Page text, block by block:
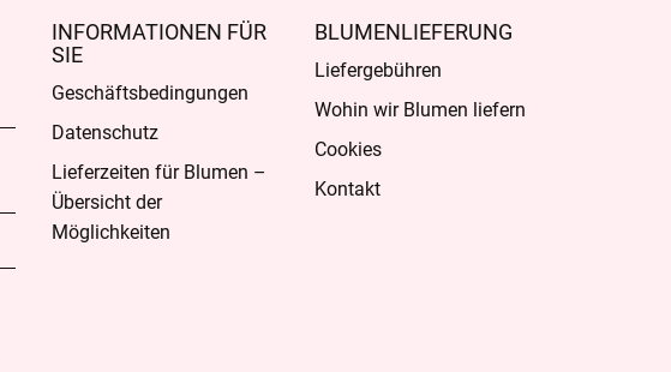
INFORMATIONEN FÜR
SIE
Geschäftsbedingungen
Datenschutz
Lieferzeiten für Blumen –
Übersicht der
Möglichkeiten
BLUMENLIEFERUNG
Liefergebühren
Wohin wir Blumen liefern
Cookies
Kontakt